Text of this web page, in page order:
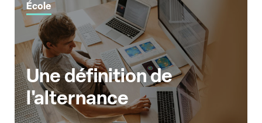
École
Une définition de
l'alternance